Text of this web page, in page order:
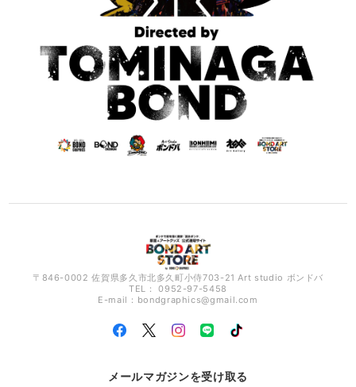
〒846-0002 佐賀県多久市北多久町小侍703-21 Art studio ボンドバ
TEL： 0952-97-5458
E-mail： bondgraphics@gmail.com
メールマガジンを受け取る